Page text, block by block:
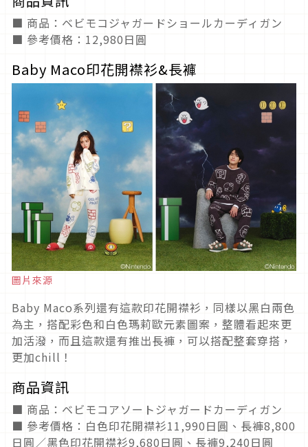
■ 商品：ベビモコジャガードショールカーディガン
■ 參考價格：12,980日圓
Baby Maco印花開襟衫&長褲
圖片來源
Baby Maco系列還有這款印花開襟衫，同樣以黑白兩色
為主，搭配彩色和白色瑪莉歐元素圖案，整體看起來更
加活潑，而且這款還有推出長褲，可以搭配整套穿搭，
更加chill！
商品資訊
■ 商品：ベビモコアソートジャガードカーディガン
■ 參考價格：白色印花開襟衫11,990日圓、長褲8,800
日圓／黑色印花開襟衫9,680日圓、長褲9,240日圓